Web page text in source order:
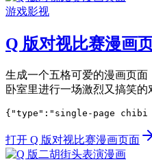
游戏影视
Q 版对视比赛漫画
生成一个五格可爱的漫画页
卧室里进行一场激烈又搞笑的
{"type":"single-page chibi
打开 Q 版对视比赛漫画页面